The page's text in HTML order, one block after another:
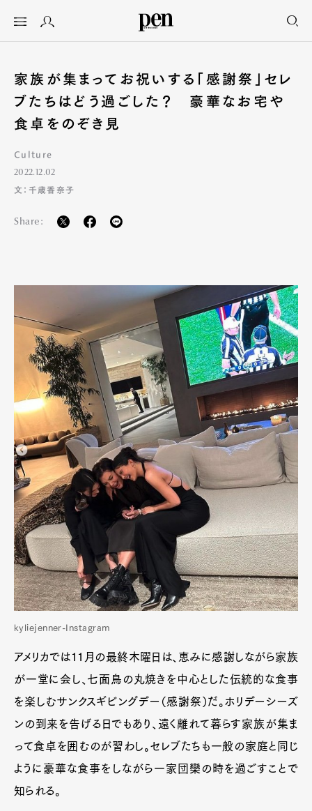
家族が集まってお祝いする「感謝祭」セレ
ブたちはどう過ごした？ 豪華なお宅や
食卓をのぞき見
Culture
2022.12.02
文：千歳香奈子
Share:
kyliejenner-Instagram
アメリカでは11月の最終木曜日は、恵みに感謝しながら家族
が一堂に会し、七面鳥の丸焼きを中心とした伝統的な食事
を楽しむサンクスギビングデー（感謝祭）だ。ホリデーシーズ
ンの到来を告げる日でもあり、遠く離れて暮らす家族が集ま
って食卓を囲むのが習わし。セレブたちも一般の家庭と同じ
ように豪華な食事をしながら一家団欒の時を過ごすことで
知られる。